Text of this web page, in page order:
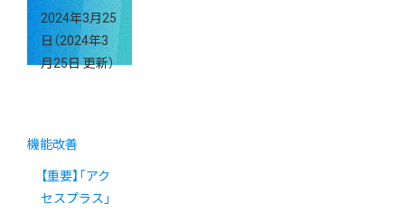
2024年3月25
日（2024年3
月25日 更新）
機能改善
【重要】「アク
セスプラス」